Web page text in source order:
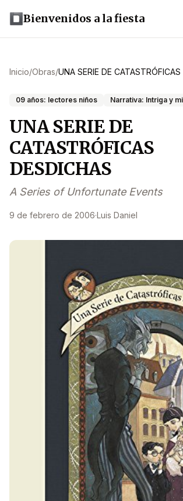
Bienvenidos a la fiesta
Inicio/Obras/UNA SERIE DE CATASTRÓFICAS
09 años: lectores niños Narrativa: Intriga y
UNA SERIE DE
CATASTRÓFICAS
DESDICHAS
A Series of Unfortunate Events
9 de febrero de 2006·Luis Daniel